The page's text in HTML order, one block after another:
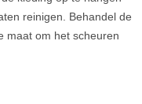
reinigen. Behandel de
maat om het scheuren